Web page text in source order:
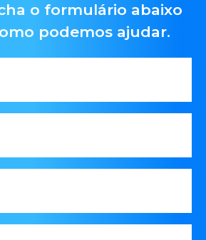
o formulário abaixo
podemos ajudar.